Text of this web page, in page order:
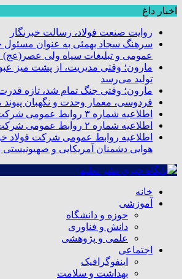
اخبار داغ
روایت صنعت فولاد،‌ رسالت خبرنگار
سرهنگ سجاد بهمئی به عنوان مسئول
عمومی و تبلیغات سپاه ولی
مارون؛ وقتی مدیریت، از پشت میز
تولید می‌رسد
مارون؛ وقتی جنگ تمام شد، تازه
فردوسی، معمار وحدت و نگهبان پیوند
اطلاعیه شماره ۳ روابط عمومی شرکت فولاد خوزستان
اطلاعیه شماره ۲ روابط عمومی شرکت فولاد خوزستان
اطلاعیه روابط عمومی شرکت فولاد
هوایی دشمنان آمریکایی و
خانه
آموزشی
حوزه و دانشگاه
دانش و فناوری
علمی و پژوهشی
اجتماعی
اینفوگرافیک
بهداشت و سلامت